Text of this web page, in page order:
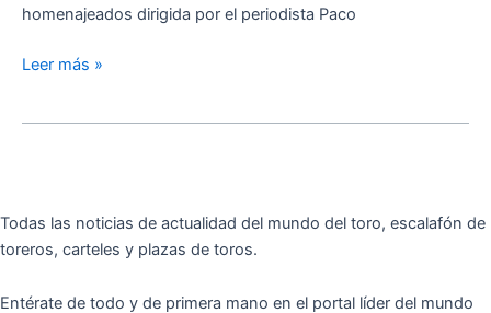
homenajeados dirigida por el periodista Paco
Leer más »
Todas las noticias de actualidad del mundo del toro, escalafón de
toreros, carteles y plazas de toros.
Entérate de todo y de primera mano en el portal líder del mundo